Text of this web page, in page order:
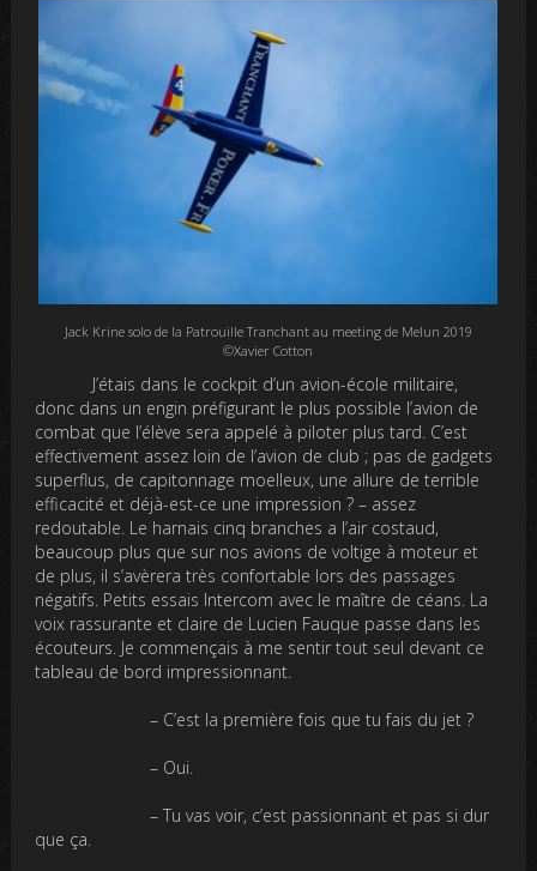
Jack Krine solo de la Patrouille Tranchant au meeting de Melun 2019
©Xavier Cotton
J’étais dans le cockpit d’un avion-école militaire,
donc dans un engin préfigurant le plus possible l’avion de
combat que l’élève sera appelé à piloter plus tard. C’est
effectivement assez loin de l’avion de club ; pas de gadgets
superflus, de capitonnage moelleux, une allure de terrible
efficacité et déjà-est-ce une impression ? – assez
redoutable. Le harnais cinq branches a l’air costaud,
beaucoup plus que sur nos avions de voltige à moteur et
de plus, il s’avèrera très confortable lors des passages
négatifs. Petits essais lntercom avec le maître de céans. La
voix rassurante et claire de Lucien Fauque passe dans les
écouteurs. Je commençais à me sentir tout seul devant ce
tableau de bord impressionnant.
– C’est la première fois que tu fais du jet ?
– Oui.
– Tu vas voir, c’est passionnant et pas si dur
que ça.